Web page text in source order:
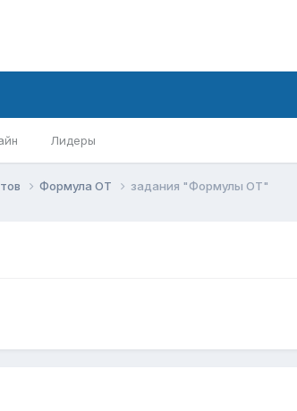
Лидеры
Формула ОТ задания "Формулы ОТ"